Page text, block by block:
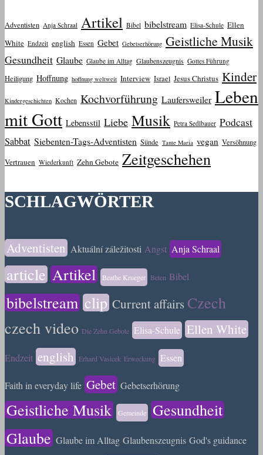
Adventisten Anja Schraal Artikel Bibel bibelstream Elisa-Schule Ellen
White Endzeit english Essen Gebet Gebetserhörung Geistliche Musik
Gesundheit Glaube Glaube im Alltag Glaubenszeugnis Gottes Führung
Heiligung Hoffnung hoffnung weltweit Interview Israel Jesus Christus Kinder
Kindergeschichten Kochen Kochvorführung Laufersweiler Leben
mit Gott Lebensstil Liebe Musik Petra Sedlbauer Podcast
Sabbat Siebenten-Tags-Adventisten Sünde Tante Maria vegan Versöhnung
Vertrauen Wiederkunft Zehn Gebote Zeitgeschehen
SCHLAGWÖRTER
Adventisten Aktuální záležitosti Angst Anja Schraal
article Artikel Beathe Krueger Beten Bibel
bibelstream clip Current affairs Czech
czech video Die Zehn Gebote Elisa-Schule Ellen White
Endzeit english Erhard Vasicek Erweckung Essen
Faith in everyday life Gebet Gebetserhörung
Geistliche Musik Gemeinde
Gesundheit
Glaube Glaube im Alltag Glaubenszeugnis God's guidance